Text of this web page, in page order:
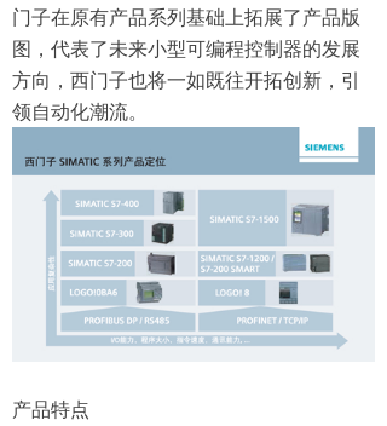
门子在原有产品系列基础上拓展了产品版
图，代表了未来小型可编程控制器的发展
方向，西门子也将一如既往开拓创新，引
领自动化潮流。
产品特点